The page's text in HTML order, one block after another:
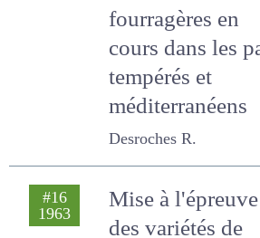
Aperçu des
recherches
fourragères en
cours dans les
pays tempérés et
méditerranéens
Desroches R.